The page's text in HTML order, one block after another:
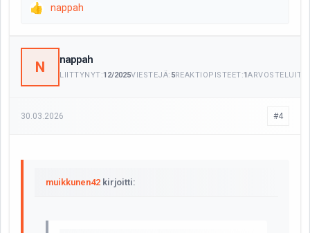
👍 nappah
N nappah
LIITTYNYT:12/2025VIESTEJÄ: 5REAKTIOPISTEET:1ARVOSTELUITA:
30.03.2026 #4
muikkunen42 kirjoitti: